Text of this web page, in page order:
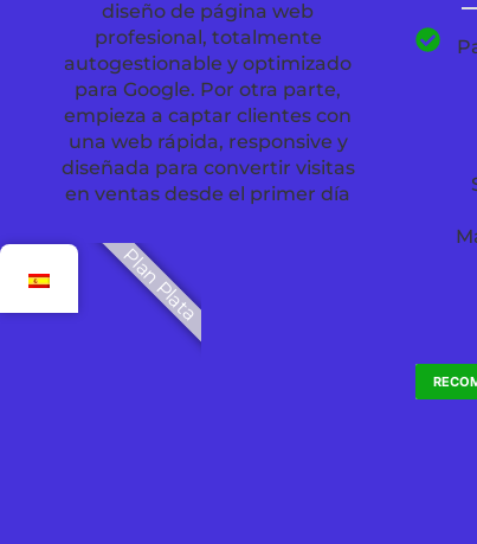
diseño de página web
profesional, totalmente
autogestionable y optimizado
para Google. Por otra parte,
empieza a captar clientes con
una web rápida, responsive y
diseñada para convertir visitas
en ventas desde el primer día
Plan Plata